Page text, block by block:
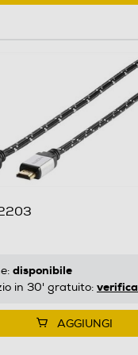
disponibile
in 30' gratuito: verifica
AGGIUNGI